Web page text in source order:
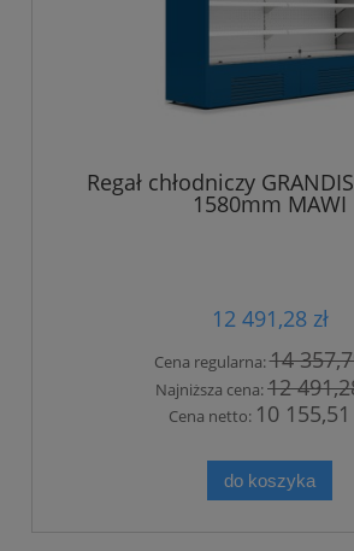
Regał chłodniczy
1580mm MAWI
12 491,28 zł
Cena regularna:14
Najniższa cena:12
Cena netto: 10 155,51
do koszyka